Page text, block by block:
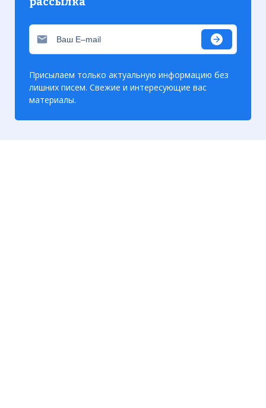
Присылаем только актуальную информацию без
лишних писем. Свежие и интересующие вас
материалы.